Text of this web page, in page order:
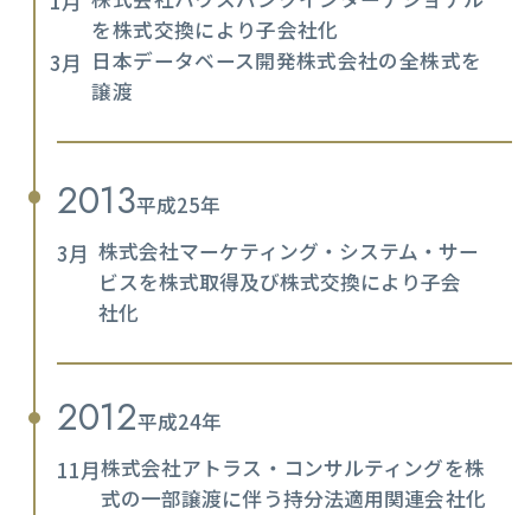
を株式交換により子会社化
3月 日本データベース開発株式会社の全株式を
譲渡
2013平成25年
3月 株式会社マーケティング・システム・サー
ビスを株式取得及び株式交換により子会
社化
2012平成24年
11月株式会社アトラス・コンサルティングを株
式の一部譲渡に伴う持分法適用関連会社化